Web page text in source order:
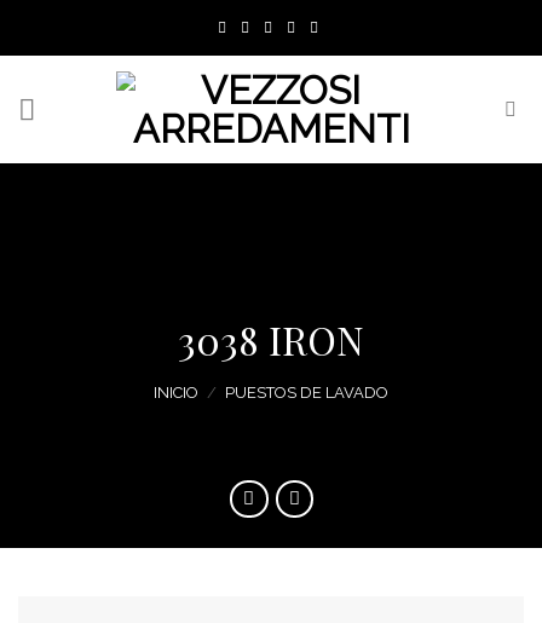
3038 IRON
INICIO / PUESTOS DE LAVADO